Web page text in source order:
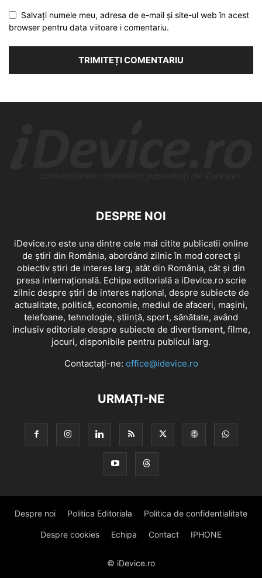
Salvați numele meu, adresa de e-mail și site-ul web în acest
browser pentru data viitoare i comentariu.
DESPRE NOI
iDevice.ro este una dintre cele mai citite publicatii online
de știri din România, abordând zilnic în mod corect și
obiectiv știri de interes larg, atât din România, cât și din
presa internațională. Echipa editorială a iDevice.ro scrie
zilnic despre știri de interes național, despre subiecte de
actualitate, politică, economie, mediul de afaceri, mașini,
telefoane, tehnologie, știință, sport, sănătate, având
inclusiv editoriale despre subiecte de divertisment, filme,
jocuri, disponibile pentru publicul larg.
Contactați-ne: office@idevice.ro
URMAȚI-NE
Despre noi Politica Editoriala Politica de confidentialitate
Despre cookies Echipa Contact IPHONE
© iDevice.ro